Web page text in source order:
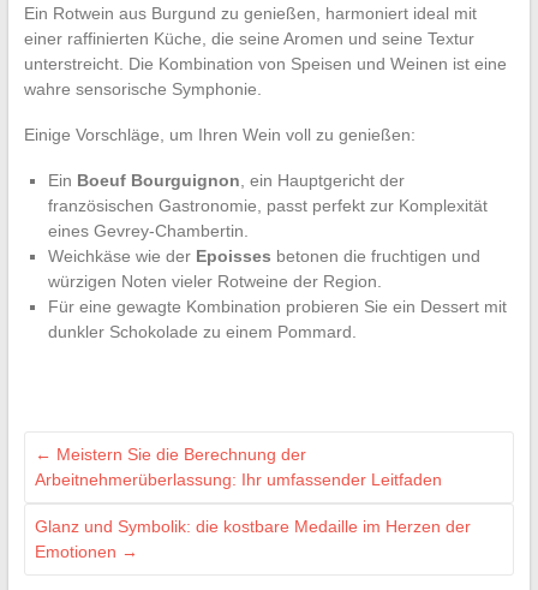
Ein Rotwein aus Burgund zu genießen, harmoniert ideal mit
einer raffinierten Küche, die seine Aromen und seine Textur
unterstreicht. Die Kombination von Speisen und Weinen ist eine
wahre sensorische Symphonie.
Einige Vorschläge, um Ihren Wein voll zu genießen:
Ein Boeuf Bourguignon , ein Hauptgericht der
französischen Gastronomie, passt perfekt zur Komplexität
eines Gevrey-Chambertin.
Weichkäse wie der Epoisses betonen die fruchtigen und
würzigen Noten vieler Rotweine der Region.
Für eine gewagte Kombination probieren Sie ein Dessert mit
dunkler Schokolade zu einem Pommard.
← Meistern Sie die Berechnung der
Arbeitnehmerüberlassung: Ihr umfassender Leitfaden
Glanz und Symbolik: die kostbare Medaille im Herzen der
Emotionen →